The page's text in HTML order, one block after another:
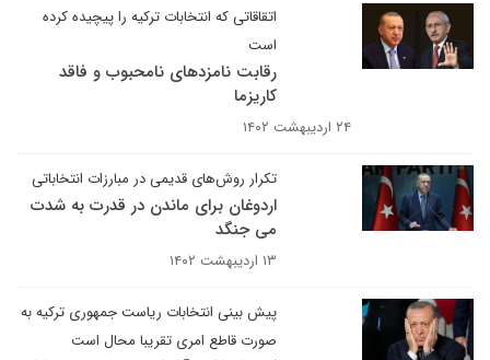
اتقاقاتی که انتخابات ترکیه را پیچیده کرده
است
رقابت نامزدهای نامحبوب و فاقد
کاریزما
۲۴ اردیبهشت ۱۴۰۲
تکرار روش‌های قدیمی در مبارزات انتخاباتی
اردوغان برای ماندن در قدرت به شدت
می جنگد
۱۳ اردیبهشت ۱۴۰۲
پیش بینی انتخابات ریاست جمهوری ترکیه به
صورت قاطع امری تقریبا محال است